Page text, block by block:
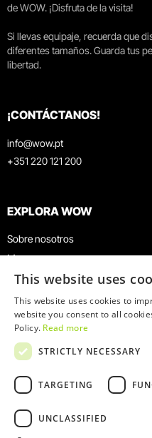
de WOW. ¡Disfruta de la visita!
Si llevas equipaje, recuerda que
diferentes tamaños. Guarda tus
libertad.
¡CONTÁCTANOS!
info@wow.pt
+351 220 121 200
EXPLORA WOW
Sobre nosotros
Museos
Agenda
Noticias
Restaurantes
Tarjeta WOW
Grupos y eventos
Servicio educativo
This website uses
This website uses cookies to
website you consent to all
Policy. Read more
STRICTLY NECESSARY
TARGETING
UNCLASSIFIED